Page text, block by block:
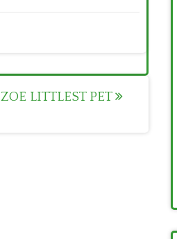
ZOE LITTLEST PET